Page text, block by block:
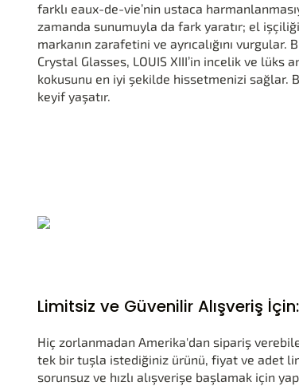
farklı eaux-de-vie’nin ustaca
zamanda sunumuyla da fark yaratır; el
markanın zarafetini ve ayrıcalığını
Crystal Glasses, LOUIS XIII’in incelik ve lüks
kokusunu en iyi şekilde hissetmenizi sağlar.
keyif yaşatır.
Limitsiz ve Güvenilir Alışveriş
Hiç zorlanmadan Amerika'dan sipariş
tek bir tuşla istediğiniz ürünü, fiyat ve adet
sorunsuz ve hızlı alışverişe başlamak için